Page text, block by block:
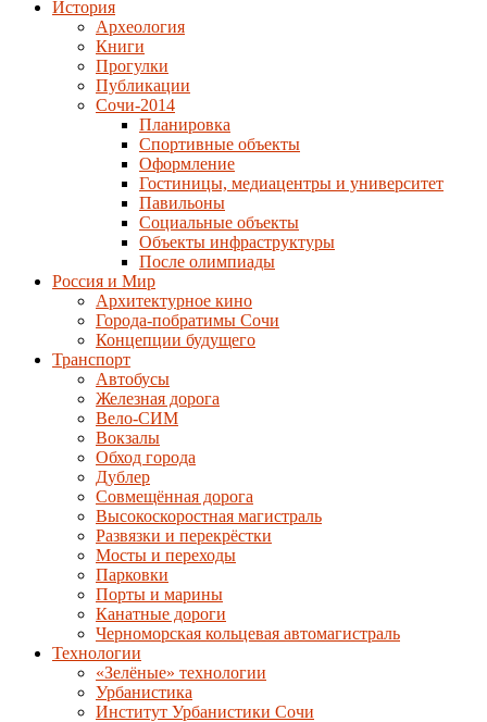
История
Археология
Книги
Прогулки
Публикации
Сочи-2014
Планировка
Спортивные объекты
Оформление
Гостиницы, медиацентры и университет
Павильоны
Социальные объекты
Объекты инфраструктуры
После олимпиады
Россия и Мир
Архитектурное кино
Города-побратимы Сочи
Концепции будущего
Транспорт
Автобусы
Железная дорога
Вело-СИМ
Вокзалы
Обход города
Дублер
Совмещённая дорога
Высокоскоростная магистраль
Развязки и перекрёстки
Мосты и переходы
Парковки
Порты и марины
Канатные дороги
Черноморская кольцевая автомагистраль
Технологии
«Зелёные» технологии
Урбанистика
Институт Урбанистики Сочи